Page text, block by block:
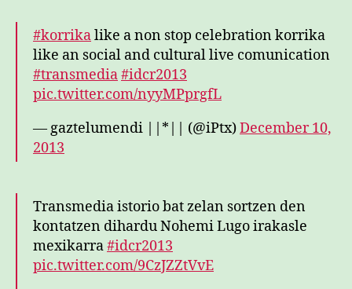
#korrikalike a non stop celebration korrika
like an social and cultural live comunication
#transmedia#idcr2013
pic.twitter.com/nyyMPprgfL
— gaztelumendi ||*|| (@iPtx)December 10,
2013
Transmedia istorio bat zelan sortzen den
kontatzen dihardu Nohemi Lugo irakasle
mexikarra#idcr2013
pic.twitter.com/9CzJZZtVvE